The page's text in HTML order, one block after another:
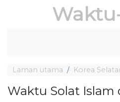
Laman utama Korea
Waktu Solat Islam